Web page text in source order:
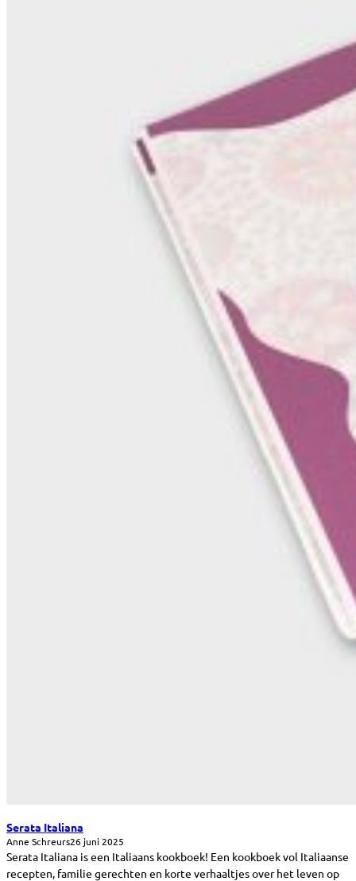
Serata Italiana
Anne Schreurs26 juni 2025
Serata Italiana is een Italiaans kookboek! Een kookboek vol Italiaanse
recepten, familie gerechten en korte verhaaltjes over het leven op